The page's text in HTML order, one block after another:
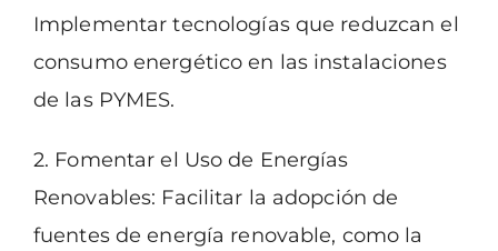
Implementar tecnologías que reduzcan el
consumo energético en las instalaciones
de las PYMES.
2. Fomentar el Uso de Energías
Renovables: Facilitar la adopción de
fuentes de energía renovable, como la